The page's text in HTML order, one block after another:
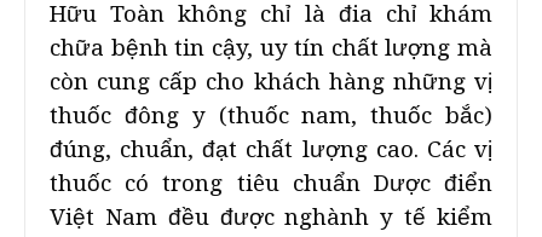
Hữu Toàn không chỉ là đia chỉ khám
chữa bệnh tin cậy, uy tín chất lượng mà
còn cung cấp cho khách hàng những vị
thuốc đông y (thuốc nam, thuốc bắc)
đúng, chuẩn, đạt chất lượng cao. Các vị
thuốc có trong tiêu chuẩn Dược điển
Việt Nam đều được nghành y tế kiểm